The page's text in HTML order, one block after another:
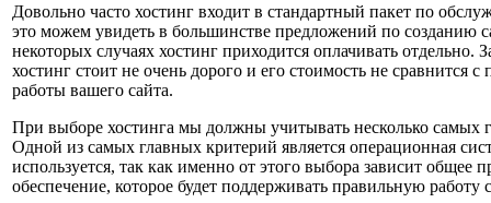
Довольно часто хостинг входит в стандартный пакет по
это можем увидеть в большинстве предложений по созданию
некоторых случаях хостинг приходится оплачивать отдельно.
хостинг стоит не очень дорого и его стоимость не сравнится
работы вашего сайта.
При выборе хостинга мы должны учитывать несколько самых
Одной из самых главных критерий является операционная
используется, так как именно от этого выбора зависит общее
обеспечение, которое будет поддерживать правильную работу